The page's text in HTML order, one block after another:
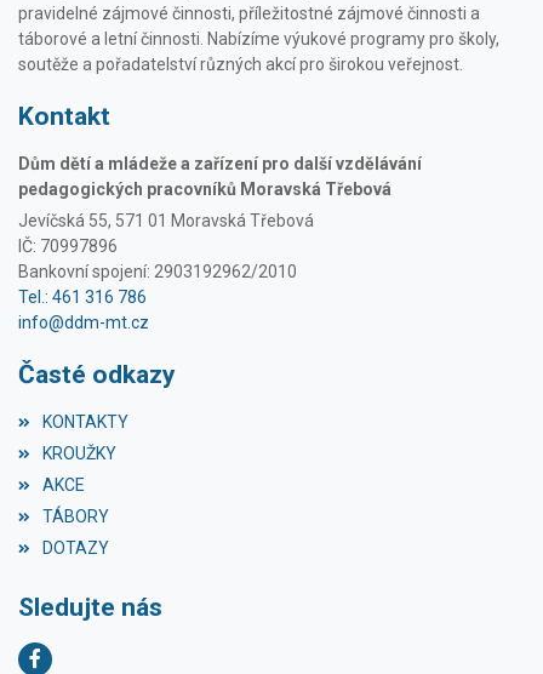
pravidelné zájmové činnosti, příležitostné zájmové činnosti a
táborové a letní činnosti. Nabízíme výukové programy pro školy,
soutěže a pořadatelství různých akcí pro širokou veřejnost.
Kontakt
Dům dětí a mládeže a zařízení pro další vzdělávání
pedagogických pracovníků Moravská Třebová
Jevíčská 55, 571 01 Moravská Třebová
IČ: 70997896
Bankovní spojení: 2903192962/2010
Tel.: 461 316 786
info@ddm-mt.cz
Časté odkazy
KONTAKTY
KROUŽKY
AKCE
TÁBORY
DOTAZY
Sledujte nás